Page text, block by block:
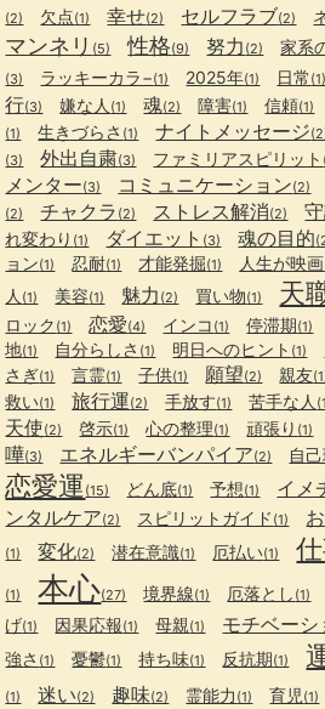
(2) 欠点(1) 幸せ(2) セルフラブ(2)
マンネリ (5) 性格(9) 努力 (2) 家系
(3) ラッキーカラ−(1) 2025年(1) 日常 (1)
行(3) 嫌な人 (1) 魂(2) 障害(1) 信頼(1)
(1) 生きづらさ (1) ナイトメッセージ
(3) 外出自粛(3) ファミリアスピリット
メンター(3) コミュニケーション(2)
(2) チャクラ (2) ストレス解消(2)
れ変わり (1) ダイエット (3) 魂の目的
ョン(1) 忍耐(1) 才能発掘(1) 人生が映
人 (1) 美容(1) 魅力 (2) 買い物(1) 天
ロック (1) 恋愛(4) インコ (1) 停滞期(1)
地(1) 自分らしさ (1) 明日へのヒント (1)
さぎ(1) 言霊(1) 子供(1) 願望(2) 親友
救い(1) 旅行運(2) 手放す(1) 苦手な人
天使(2) 啓示(1) 心の整理(1) 頑張り (1)
嘩(3) エネルギーバンパイア(2) 自
恋愛運 (15) どん底(1) 予想(1) イメ
ンタルケア(2) スピリットガイド (1)
(1) 変化(2) 潜在意識(1) 厄払い(1)
(1) 本心(27) 境界線(1) 厄落とし (1)
げ(1) 因果応報(1) 母親(1) モチベーシ
強さ (1) 憂鬱(1) 持ち味(1) 反抗期(1)
(1) 迷い(2) 趣味(2) 霊能力 (1) 育児 (1)